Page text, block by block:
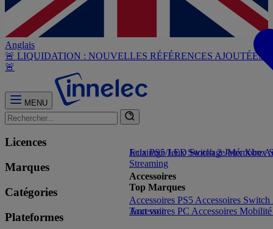
Anglais
🚨 LIQUIDATION : NOUVELLES RÉFÉRENCES AJOUTÉES
🚨
MENU
Licences
Marques
Catégories
Plateformes
Jeux PS5Jeux Switch 2Jeux Xbox
Accessoires
Accessoires PS5 Accessoires
Accessoires PC Accessoires Mobilité
Eclairage/LEDStockage/Mémoire
Streaming
Top Marques
Tout voir